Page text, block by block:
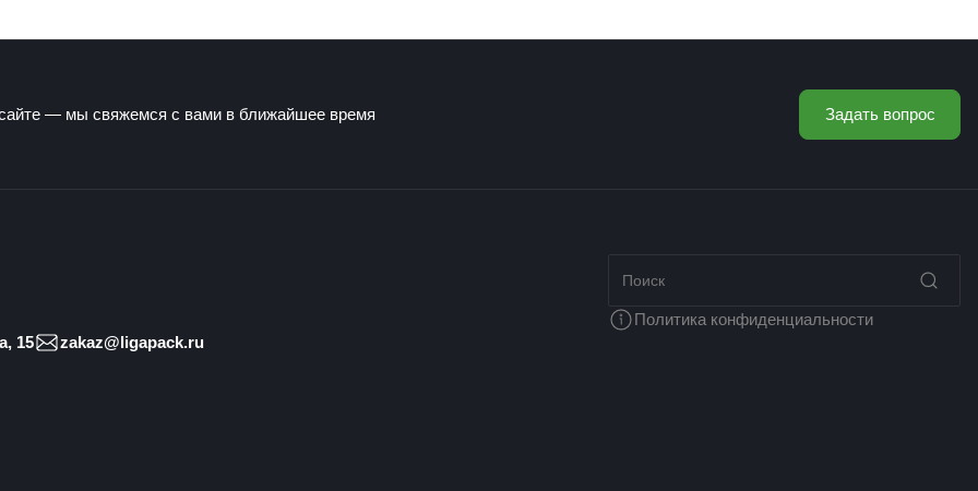
сайте — мы свяжемся с вами в ближайшее время Задать вопрос
15 zakaz@ligapack.ru
Политика конфиденциальности